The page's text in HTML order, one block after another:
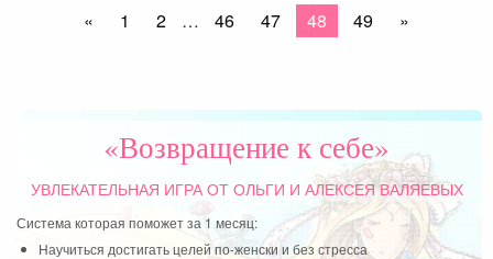
« 1 2 … 46 47 48 49 »
«Возвращение к себе»
УВЛЕКАТЕЛЬНАЯ ИГРАОТ ОЛЬГИ И АЛЕКСЕЯ ВАЛЯЕВЫХ
Система которая поможет за 1 месяц:
Научиться достигать целей по-женски и без стресса